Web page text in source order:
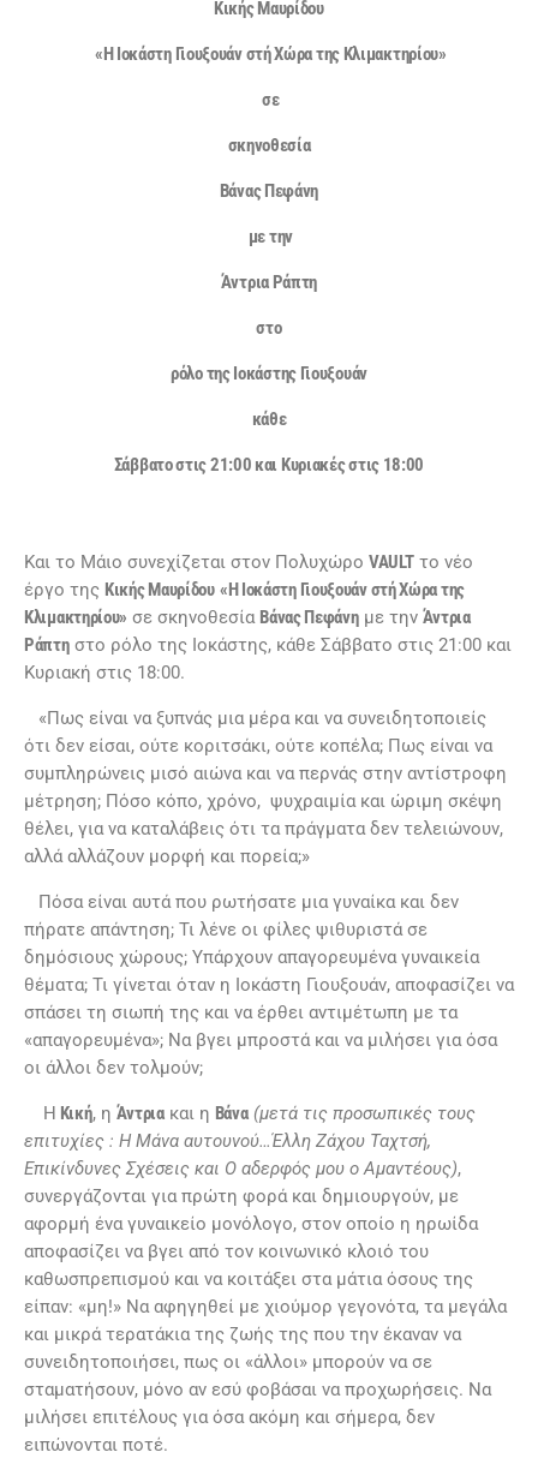
Κικής Μαυρίδου
«Η Ιοκάστη Γιουξουάν στή Xώρα της Κλιμακτηρίου»
σε
σκηνοθεσία
Βάνας Πεφάνη
με την
Άντρια Ράπτη
στο
ρόλο της Ιοκάστης Γιουξουάν
κάθε
Σάββατο στις 21:00 και Κυριακές στις 18:00
Και το Μάιο συνεχίζεται στον Πολυχώρο VAULTτο νέο
έργο της Κικής Μαυρίδου «Η Ιοκάστη Γιουξουάν στήXώρα της
Κλιμακτηρίου» σε σκηνοθεσία Βάνας Πεφάνημε την Άντρια
Ράπτηστο ρόλο της Ιοκάστης, κάθε Σάββατο στις 21:00 και
Κυριακή στις 18:00.
«Πως είναι να ξυπνάς μια μέρα και να συνειδητοποιείς
ότι δεν είσαι, ούτε κοριτσάκι, ούτε κοπέλα; Πως είναι να
συμπληρώνεις μισό αιώνα και να περνάς στην αντίστροφη
μέτρηση; Πόσο κόπο, χρόνο, ψυχραιμία και ώριμη σκέψη
θέλει, για να καταλάβεις ότι τα πράγματα δεν τελειώνουν,
αλλά αλλάζουν μορφή και πορεία;»
Πόσα είναι αυτά που ρωτήσατε μια γυναίκα και δεν
πήρατε απάντηση; Τι λένε οι φίλες ψιθυριστά σε
δημόσιους χώρους; Υπάρχουν απαγορευμένα γυναικεία
θέματα; Τι γίνεται όταν η Ιοκάστη Γιουξουάν, αποφασίζει να
σπάσει τη σιωπή της και να έρθει αντιμέτωπη με τα
«απαγορευμένα»; Να βγει μπροστά και να μιλήσει για όσα
οι άλλοι δεν τολμούν;
Η Κική, η Άντριακαι η Βάνα (μετά τις προσωπικές τους
επιτυχίες : Η Μάνα αυτουνού…Έλλη Ζάχου Ταχτσή,
Επικίνδυνες Σχέσεις και O αδερφός μου ο Αμαντέους),
συνεργάζονται για πρώτη φορά και δημιουργούν, με
αφορμή ένα γυναικείο μονόλογο, στον οποίο η ηρωίδα
αποφασίζει να βγει από τον κοινωνικό κλοιό του
καθωσπρεπισμού και να κοιτάξει στα μάτια όσους της
είπαν: «μη!» Να αφηγηθεί με χιούμορ γεγονότα, τα μεγάλα
και μικρά τερατάκια της ζωής της που την έκαναν να
συνειδητοποιήσει, πως οι «άλλοι» μπορούν να σε
σταματήσουν, μόνο αν εσύ φοβάσαι να προχωρήσεις. Να
μιλήσει επιτέλους για όσα ακόμη και σήμερα, δεν
ειπώνονται ποτέ.